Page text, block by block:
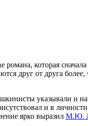
романа, которая
друг от друга
указывали и на
и в
ярко выразил М.Ю.